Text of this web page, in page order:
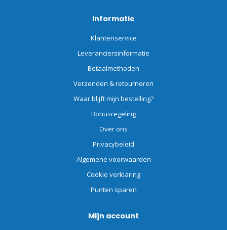
Informatie
Klantenservice
Leveranciersinformatie
Betaalmethoden
Verzenden & retourneren
Waar blijft mijn bestelling?
Bonusregeling
Over ons
Privacybeleid
Algemene voorwaarden
Cookie verklaring
Punten sparen
Mijn account